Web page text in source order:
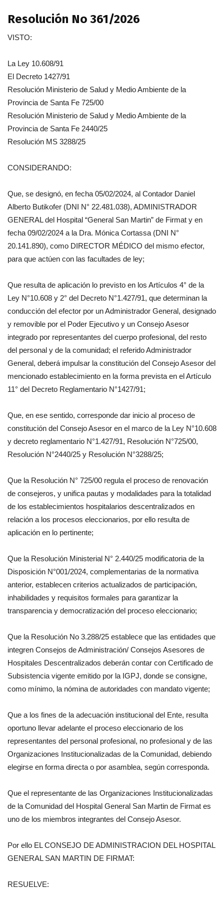
Resolución No 361/2026
VISTO:
La Ley 10.608/91
El Decreto 1427/91
Resolución Ministerio de Salud y Medio Ambiente de la
Provincia de Santa Fe 725/00
Resolución Ministerio de Salud y Medio Ambiente de la
Provincia de Santa Fe 2440/25
Resolución MS 3288/25
CONSIDERANDO:
Que, se designó, en fecha 05/02/2024, al Contador Daniel
Alberto Butikofer (DNI N° 22.481.038), ADMINISTRADOR
GENERAL del Hospital “General San Martin” de Firmat y en
fecha 09/02/2024 a la Dra. Mónica Cortassa (DNI N°
20.141.890), como DIRECTOR MÉDICO del mismo efector,
para que actúen con las facultades de ley;
Que resulta de aplicación lo previsto en los Artículos 4° de la
Ley N°10.608 y 2° del Decreto N°1.427/91, que determinan la
conducción del efector por un Administrador General, designado
y removible por el Poder Ejecutivo y un Consejo Asesor
integrado por representantes del cuerpo profesional, del resto
del personal y de la comunidad; el referido Administrador
General, deberá impulsar la constitución del Consejo Asesor del
mencionado establecimiento en la forma prevista en el Artículo
11° del Decreto Reglamentario N°1427/91;
Que, en ese sentido, corresponde dar inicio al proceso de
constitución del Consejo Asesor en el marco de la Ley N°10.608
y decreto reglamentario N°1.427/91, Resolución N°725/00,
Resolución N°2440/25 y Resolución N°3288/25;
Que la Resolución N° 725/00 regula el proceso de renovación
de consejeros, y unifica pautas y modalidades para la totalidad
de los establecimientos hospitalarios descentralizados en
relación a los procesos eleccionarios, por ello resulta de
aplicación en lo pertinente;
Que la Resolución Ministerial N° 2.440/25 modificatoria de la
Disposición N°001/2024, complementarias de la normativa
anterior, establecen criterios actualizados de participación,
inhabilidades y requisitos formales para garantizar la
transparencia y democratización del proceso eleccionario;
Que la Resolución No 3.288/25 establece que las entidades que
integren Consejos de Administración/ Consejos Asesores de
Hospitales Descentralizados deberán contar con Certificado de
Subsistencia vigente emitido por la IGPJ, donde se consigne,
como mínimo, la nómina de autoridades con mandato vigente;
Que a los fines de la adecuación institucional del Ente, resulta
oportuno llevar adelante el proceso eleccionario de los
representantes del personal profesional, no profesional y de las
Organizaciones Institucionalizadas de la Comunidad, debiendo
elegirse en forma directa o por asamblea, según corresponda.
Que el representante de las Organizaciones Institucionalizadas
de la Comunidad del Hospital General San Martin de Firmat es
uno de los miembros integrantes del Consejo Asesor.
Por ello EL CONSEJO DE ADMINISTRACION DEL HOSPITAL
GENERAL SAN MARTIN DE FIRMAT:
RESUELVE: